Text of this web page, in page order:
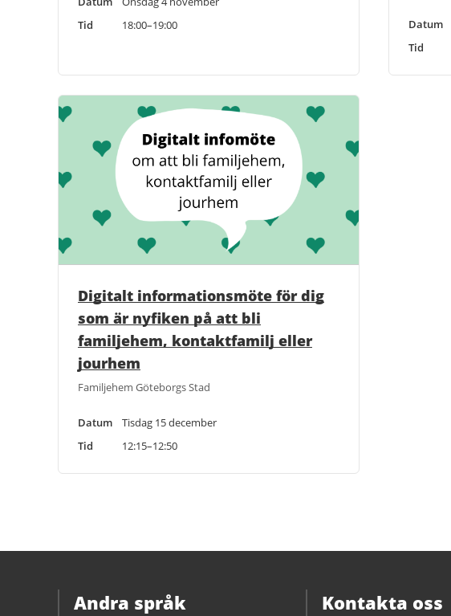
Tid
18:00–19:00 Datum
Tid
Digitalt informationsmöte för dig
som är nyfiken på att bli
familjehem, kontaktfamilj eller
jourhem
Familjehem Göteborgs Stad
Datum
Tisdag 15 december
Tid
12:15–12:50
Andra språk Kontakta oss